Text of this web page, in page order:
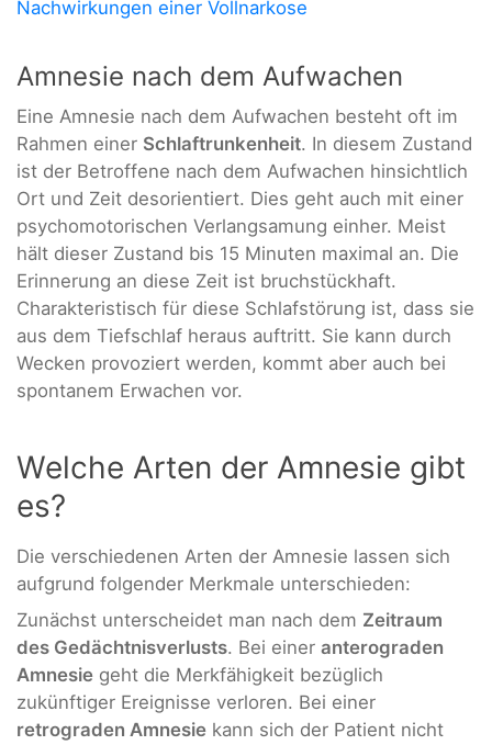
Nachwirkungen einer Vollnarkose
Amnesie nach dem Aufwachen
Eine Amnesie nach dem Aufwachen besteht oft im
Rahmen einer Schlaftrunkenheit. In diesem Zustand
ist der Betroffene nach dem Aufwachen hinsichtlich
Ort und Zeit desorientiert. Dies geht auch mit einer
psychomotorischen Verlangsamung einher. Meist
hält dieser Zustand bis 15 Minuten maximal an. Die
Erinnerung an diese Zeit ist bruchstückhaft.
Charakteristisch für diese Schlafstörung ist, dass sie
aus dem Tiefschlaf heraus auftritt. Sie kann durch
Wecken provoziert werden, kommt aber auch bei
spontanem Erwachen vor.
Welche Arten der Amnesie gibt
es?
Die verschiedenen Arten der Amnesie lassen sich
aufgrund folgender Merkmale unterschieden:
Zunächst unterscheidet man nach dem Zeitraum
des Gedächtnisverlusts. Bei einer anterograden
Amnesie geht die Merkfähigkeit bezüglich
zukünftiger Ereignisse verloren. Bei einer
retrograden Amnesie kann sich der Patient nicht